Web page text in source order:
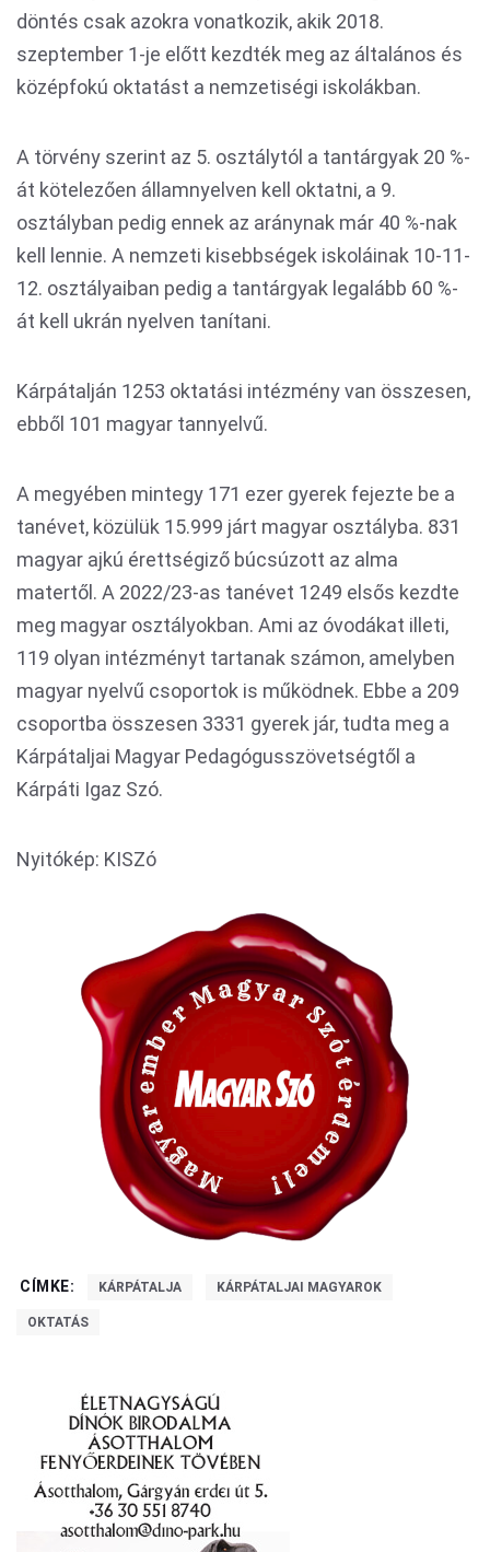
döntés csak azokra vonatkozik, akik 2018.
szeptember 1-je előtt kezdték meg az általános és
középfokú oktatást a nemzetiségi iskolákban.
A törvény szerint az 5. osztálytól a tantárgyak 20 %-
át kötelezően államnyelven kell oktatni, a 9.
osztályban pedig ennek az aránynak már 40 %-nak
kell lennie. A nemzeti kisebbségek iskoláinak 10-11-
12. osztályaiban pedig a tantárgyak legalább 60 %-
át kell ukrán nyelven tanítani.
Kárpátalján 1253 oktatási intézmény van összesen,
ebből 101 magyar tannyelvű.
A megyében mintegy 171 ezer gyerek fejezte be a
tanévet, közülük 15.999 járt magyar osztályba. 831
magyar ajkú érettségiző búcsúzott az alma
matertől. A 2022/23-as tanévet 1249 elsős kezdte
meg magyar osztályokban. Ami az óvodákat illeti,
119 olyan intézményt tartanak számon, amelyben
magyar nyelvű csoportok is működnek. Ebbe a 209
csoportba összesen 3331 gyerek jár, tudta meg a
Kárpátaljai Magyar Pedagógusszövetségtől a
Kárpáti Igaz Szó.
Nyitókép: KISZó
CÍMKE: KÁRPÁTALJA KÁRPÁTALJAI MAGYAROK
OKTATÁS